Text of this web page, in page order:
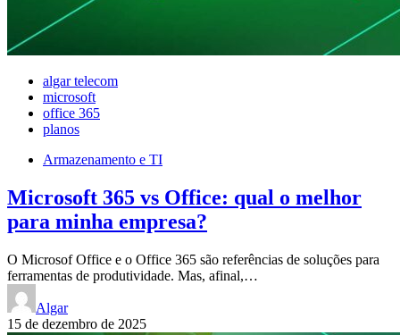
algar telecom
microsoft
office 365
planos
Armazenamento e TI
Microsoft 365 vs Office: qual o melhor
para minha empresa?
O Microsof Office e o Office 365 são referências de soluções para
ferramentas de produtividade. Mas, afinal,…
Algar
15 de dezembro de 2025